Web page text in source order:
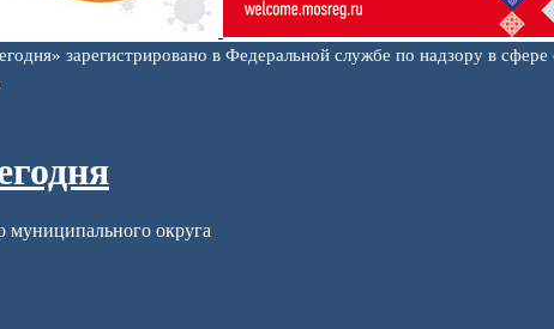
зарегистрировано в Федеральной службе по надзору в
округа